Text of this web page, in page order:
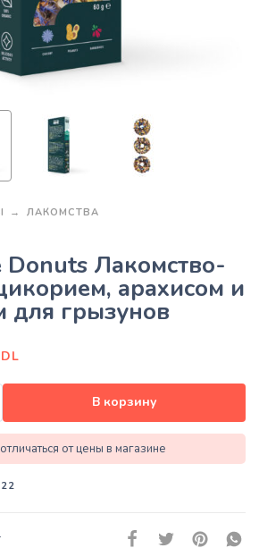
ЛАКОМСТВА
Donuts Лакомство-
арахисом и
для грызунов
В корзину
от цены в магазине